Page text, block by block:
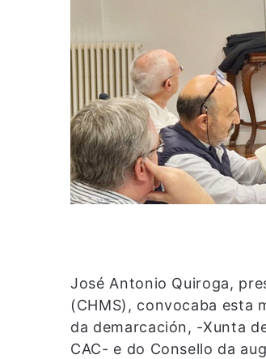
José Antonio Quiroga,
(CHMS), convocaba esta
da demarcación, -Xunta
CAC- e do Consello da